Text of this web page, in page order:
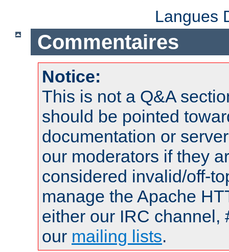
Langues
Commentaires
Notice:
This is not a Q&A
should be pointed
documentation or
our moderators if they
considered invalid/off-
manage the Apache
either our IRC channel,
our mailing lists.